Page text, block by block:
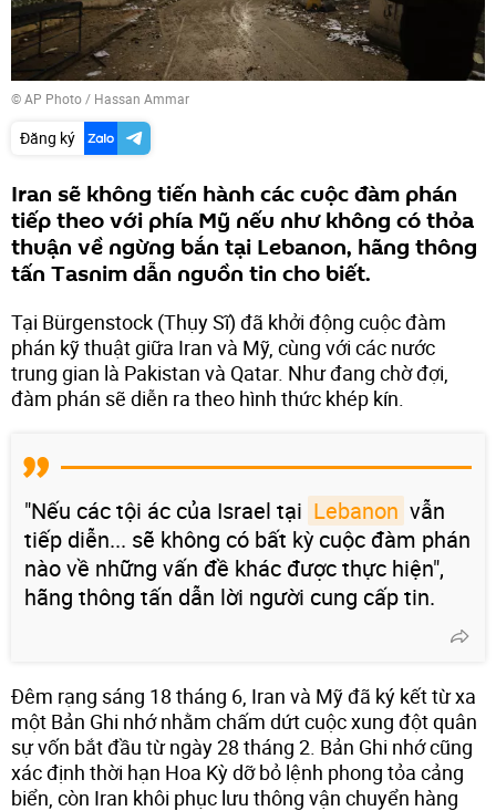
© AP Photo / Hassan Ammar
Đăng ký
Iran sẽ không tiến hành các cuộc đàm phán
tiếp theo với phía Mỹ nếu như không có thỏa
thuận về ngừng bắn tại Lebanon, hãng thông
tấn Tasnim dẫn nguồn tin cho biết.
Tại Bürgenstock (Thụy Sĩ) đã khởi động cuộc đàm
phán kỹ thuật giữa Iran và Mỹ, cùng với các nước
trung gian là Pakistan và Qatar. Như đang chờ đợi,
đàm phán sẽ diễn ra theo hình thức khép kín.
"Nếu các tội ác của Israel tại Lebanon vẫn
tiếp diễn... sẽ không có bất kỳ cuộc đàm phán
nào về những vấn đề khác được thực hiện",
hãng thông tấn dẫn lời người cung cấp tin.
Đêm rạng sáng 18 tháng 6, Iran và Mỹ đã ký kết từ xa
một Bản Ghi nhớ nhằm chấm dứt cuộc xung đột quân
sự vốn bắt đầu từ ngày 28 tháng 2. Bản Ghi nhớ cũng
xác định thời hạn Hoa Kỳ dỡ bỏ lệnh phong tỏa cảng
biển, còn Iran khôi phục lưu thông vận chuyển hàng